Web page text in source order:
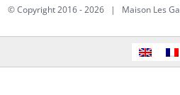
© Copyright 2016 -2026 | Maison Les